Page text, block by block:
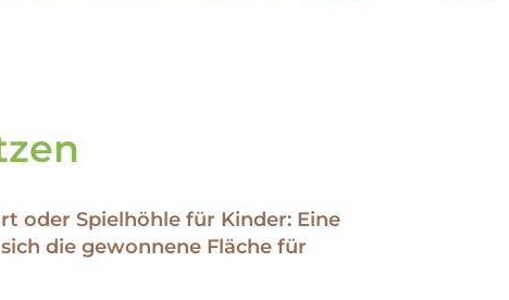
oder Spielhöhle für Kinder: Eine
die gewonnene Fläche für